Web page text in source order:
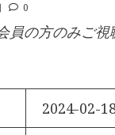
0
の方のみご視
2024-02-